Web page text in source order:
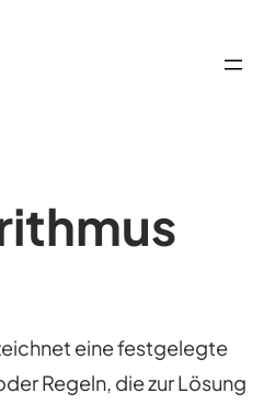
eine festgelegte
Regeln, die zur Lösung